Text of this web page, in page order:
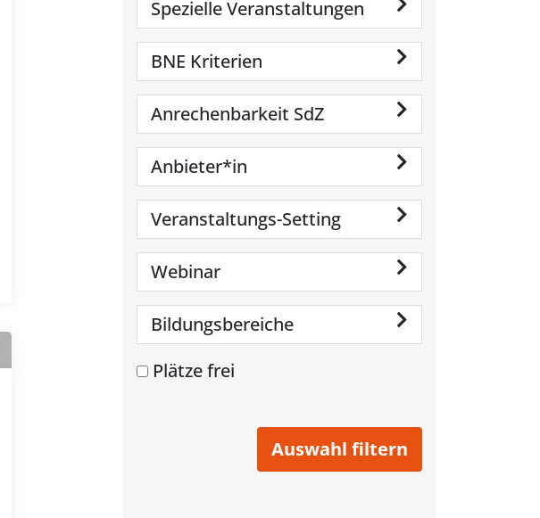
Spezielle Veranstaltungen
BNE Kriterien
Anrechenbarkeit SdZ
Anbieter*in
Veranstaltungs-Setting
Webinar
Bildungsbereiche
Plätze frei